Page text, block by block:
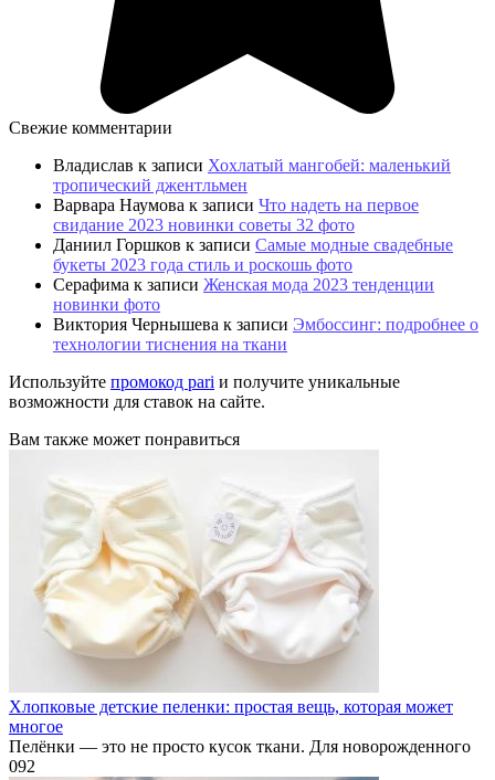
Свежие комментарии
Владислав к записи Хохлатый мангобей: маленький
тропический джентльмен
Варвара Наумова к записи Что надеть на первое
свидание 2023 новинки советы 32 фото
Даниил Горшков к записи Самые модные свадебные
букеты 2023 года стиль и роскошь фото
Серафима к записи Женская мода 2023 тенденции
новинки фото
Виктория Чернышева к записи Эмбоссинг: подробнее о
технологии тиснения на ткани
Используйте промокод pari и получите уникальные
возможности для ставок на сайте.
Вам также может понравиться
Хлопковые детские пеленки: простая вещь, которая может
многое
Пелёнки — это не просто кусок ткани. Для новорожденного
092